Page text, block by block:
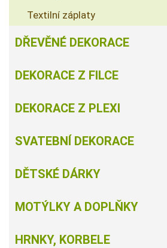
Textilní záplaty
DŘEVĚNÉ DEKORACE
DEKORACE Z FILCE
DEKORACE Z PLEXI
SVATEBNÍ DEKORACE
DĚTSKÉ DÁRKY
MOTÝLKY A DOPLŇKY
HRNKY, KORBELE